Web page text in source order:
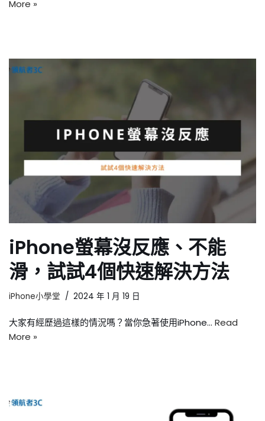
More »
iPhone螢幕沒反應、不能
滑，試試4個快速解決方法
iPhone小學堂 2024 年 1 月 19 日
大家有經歷過這樣的情況嗎？當你急著使用iPhone… Read
More »